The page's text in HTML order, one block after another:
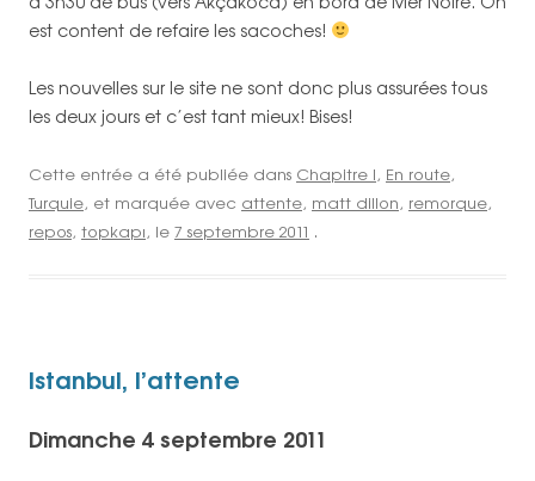
est content de refaire les sacoches!
Les nouvelles sur le site ne sont donc plus assurées tous
les deux jours et c’est tant mieux! Bises!
Cette entrée a été publiée dans Chapitre I, En route,
Turquie, et marquée avec attente, matt dillon, remorque,
repos, topkapı, le 7 septembre 2011 .
Istanbul, l’attente
Dimanche 4 septembre 2011